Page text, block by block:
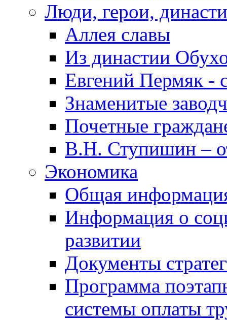
Люди, герои,
Аллея славы
Из династии
Евгений Пермяк -
Знаменитые
Почетные
В.Н. Ступишин –
Экономика
Общая
Информация о
развитии
Документы
Программа
системы оплаты